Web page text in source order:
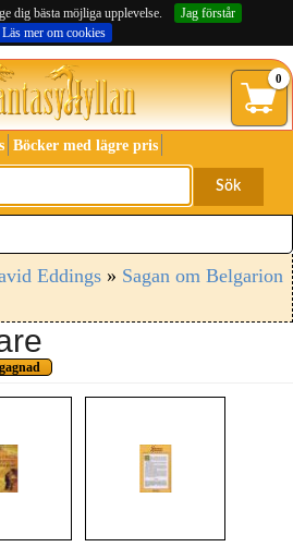
dig bästa möjliga upplevelse.
Jag förstår
Läs mer om cookies
0
Böcker med lägre pris
Sök
Eddings » Sagan om Belgarion